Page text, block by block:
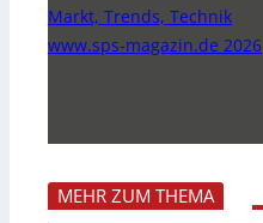
Markt, Trends, Technik
www.sps-magazin.de 2026
MEHR ZUM THEMA